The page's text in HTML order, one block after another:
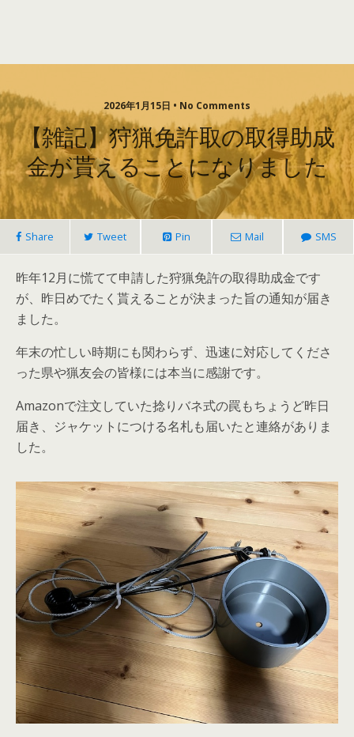
2026年1月15日 • No Comments
【雑記】狩猟免許取の取得助成
金が貰えることになりました
Share Tweet Pin Mail SMS
昨年12月に慌てて申請した狩猟免許の取得助成金です
が、昨日めでたく貰えることが決まった旨の通知が届き
ました。
年末の忙しい時期にも関わらず、迅速に対応してくださ
った県や猟友会の皆様には本当に感謝です。
Amazonで注文していた捻りバネ式の罠もちょうど昨日
届き、ジャケットにつける名札も届いたと連絡がありま
した。